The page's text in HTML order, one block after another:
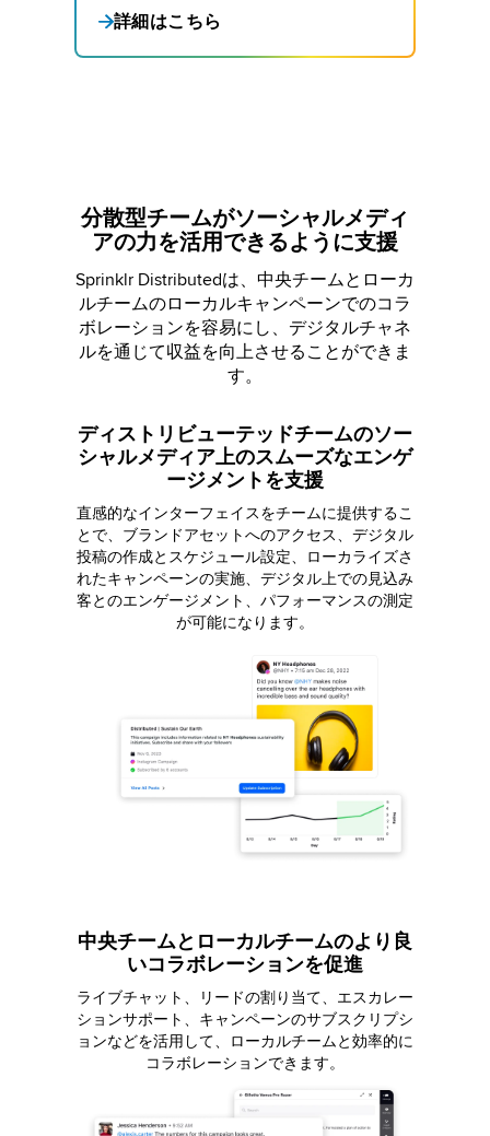
詳細はこちら
分散型チームがソーシャルメディ
アの力を活用できるように支援
Sprinklr Distributedは、中央チームとローカ
ルチームのローカルキャンペーンでのコラ
ボレーションを容易にし、デジタルチャネ
ルを通じて収益を向上させることができま
す。
ディストリビューテッドチームのソー
シャルメディア上のスムーズなエンゲ
ージメントを支援
直感的なインターフェイスをチームに提供するこ
とで、ブランドアセットへのアクセス、デジタル
投稿の作成とスケジュール設定、ローカライズさ
れたキャンペーンの実施、デジタル上での見込み
客とのエンゲージメント、パフォーマンスの測定
が可能になります。
中央チームとローカルチームのより良
いコラボレーションを促進
ライブチャット、リードの割り当て、エスカレー
ションサポート、キャンペーンのサブスクリプシ
ョンなどを活用して、ローカルチームと効率的に
コラボレーションできます。